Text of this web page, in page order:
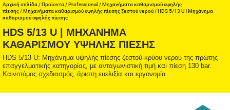
ONLINE SHOP
PROFESSIONAL
ΑΞΕΣΟΥΑΡ
ΚΑΘΑΡΙΣΤΙΚΑ
Αρχική σελίδα /Προϊοντα /Professional /Μηχανήματα καθαρισμού υψηλής
πίεσης/Μηχανήματα καθαρισμού υψηλής πίεσης ζεστού νερού/ HDS 5/13 U | Μηχάνημα
καθαρισμού υψηλής πίεσης
HDS 5/13 U | ΜΗΧΆΝΗΜΑ
ΚΑΘΑΡΙΣΜΟΎ ΥΨΗΛΉΣ ΠΊΕΣΗΣ
HDS 5/13 U: Μηχάνημα υψηλής πίεσης ζεστού-κρύου νερού της πρώτης
επαγγελματικής κατηγορίας, με ανταγωνιστική τιμή και πίεση 130 bar.
Καινοτόμος σχεδιασμός, άριστη ευελιξία και εργονομία.